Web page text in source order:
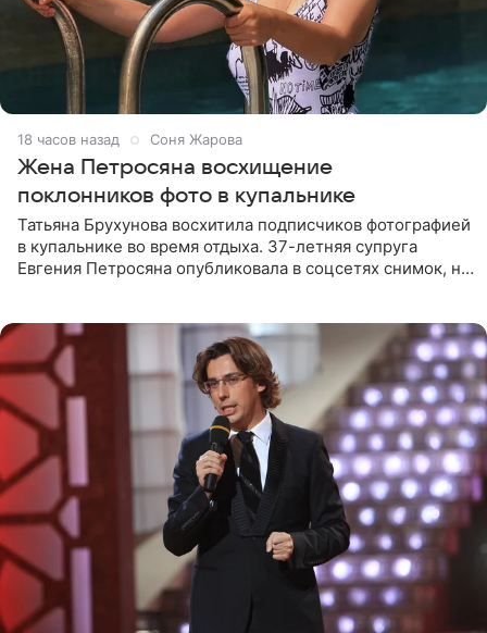
18 часов назад Соня Жарова
Жена Петросяна восхищение
поклонников фото в купальнике
Татьяна Брухунова восхитила подписчиков фотографией
в купальнике во время отдыха. 37-летняя супруга
Евгения Петросяна опубликовала в соцсетях снимок, на